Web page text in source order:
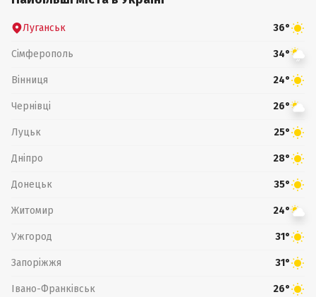
Луганськ 36°
Сімферополь 34°
Вінниця 24°
Чернівці 26°
Луцьк 25°
Дніпро 28°
Донецьк 35°
Житомир 24°
Ужгород 31°
Запоріжжя 31°
Івано-Франківськ 26°